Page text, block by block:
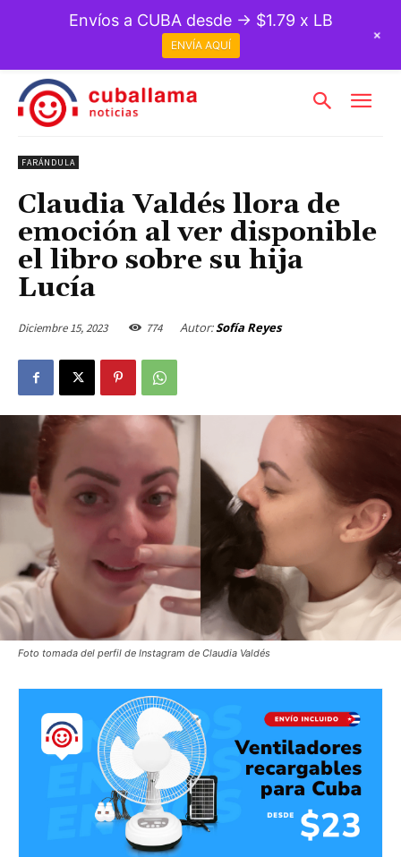
FARÁNDULA
Claudia Valdés llora de
emoción al ver disponible
el libro sobre su hija
Lucía
Diciembre 15, 2023 774 Autor:Sofía Reyes
Foto tomada del perfil de Instagram de Claudia Valdés
Envíos a CUBA desde → $1.79 x LB
ENVÍA AQUÍ
+